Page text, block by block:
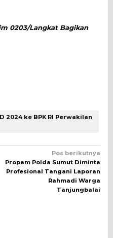
0203/Langkat Bagikan
2024 ke BPK RI Perwakilan
Pos berikutnya
Propam Polda Sumut Diminta
Profesional Tangani Laporan
Rahmadi Warga
Tanjungbalai